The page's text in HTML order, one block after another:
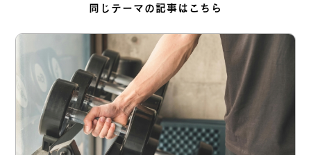
同じテーマの記事はこちら